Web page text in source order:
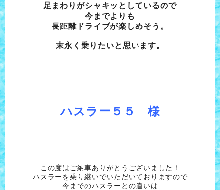
足まわりがシャキッとしているので
今までよりも
長距離ドライブが楽しめそう。
末永く乗りたいと思います。
ハスラー５５ 様
この度はご納車ありがとうございました！
ハスラーを乗り継いでいただいておりますので
今までのハスラーとの違いは